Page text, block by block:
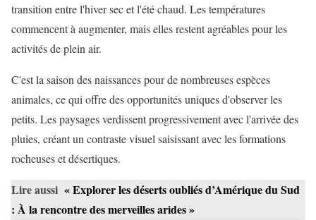
transition entre l'hiver sec et l'été chaud. Les températures
commencent à augmenter, mais elles restent agréables pour les
activités de plein air.
C'est la saison des naissances pour de nombreuses espèces
animales, ce qui offre des opportunités uniques d'observer les
petits. Les paysages verdissent progressivement avec l'arrivée des
pluies, créant un contraste visuel saisissant avec les formations
rocheuses et désertiques.
Lire aussi « Explorer les déserts oubliés d’Amérique du Sud
: À la rencontre des merveilles arides »